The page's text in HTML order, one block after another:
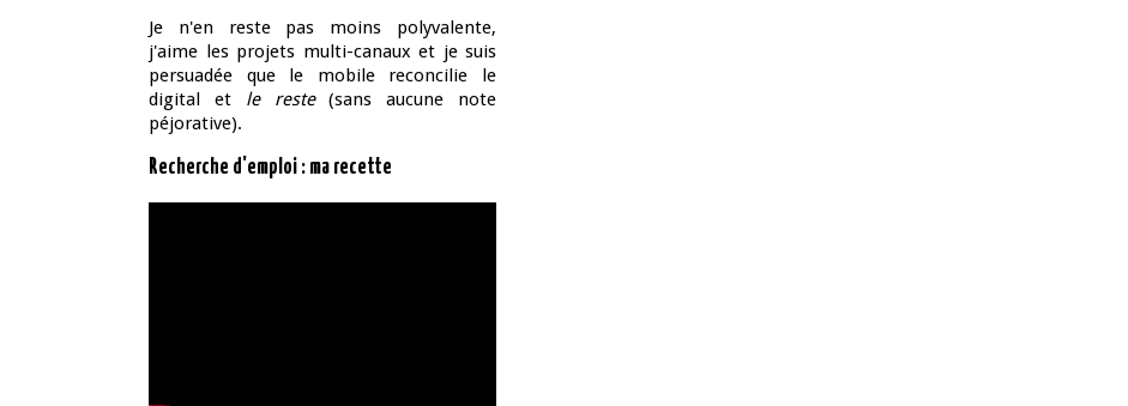
Je n'en reste pas moins polyvalente,
j'aime les projets multi-canaux et je suis
persuadée que le mobile reconcilie le
digital et le reste(sans aucune note
péjorative).
Recherche d'emploi : ma recette